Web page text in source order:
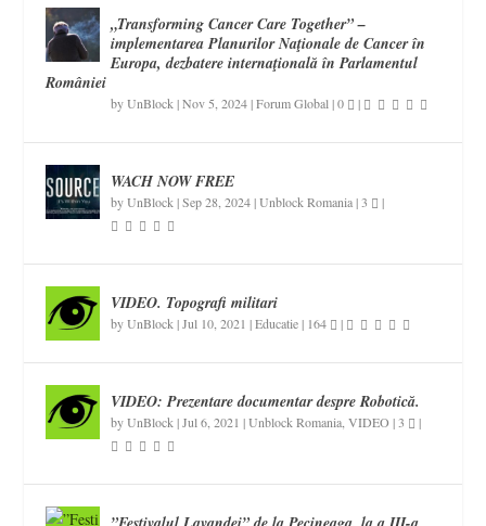
„Transforming Cancer Care Together” –
implementarea Planurilor Naţionale de Cancer în
Europa, dezbatere internaţională în Parlamentul
României
byUnBlock |Nov 5, 2024|Forum Global |0 |
WACH NOW FREE
byUnBlock |Sep 28, 2024|Unblock Romania|3 |
VIDEO. Topografi militari
byUnBlock |Jul 10, 2021 |Educatie| 164 |
VIDEO: Prezentare documentar despre Robotică.
byUnBlock |Jul 6, 2021 |Unblock Romania ,VIDEO |3 |